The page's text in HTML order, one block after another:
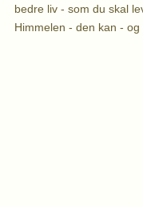
bedre liv - som du skal
Himmelen - den kan - og